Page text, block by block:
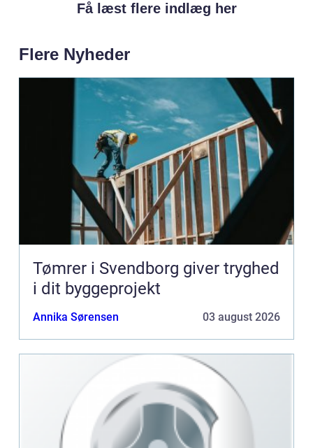
Få læst flere indlæg her
Flere Nyheder
Tømrer i Svendborg giver tryghed
i dit byggeprojekt
Annika Sørensen 03 august 2026